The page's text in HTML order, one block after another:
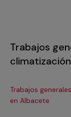
Trabajos
Trabajos
en Albacete